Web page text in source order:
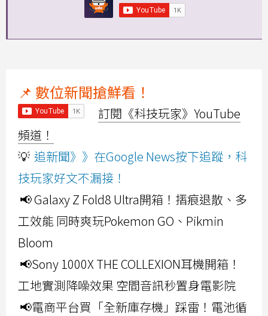
📌 數位新聞搶鮮看！
訂閱《科技玩家》YouTube
頻道！
💡 追新聞》》在Google News按下追蹤，科
技玩家好文不漏接！
📢 Galaxy Z Fold8 Ultra開箱！摺痕退散、多
工效能 同時爽玩Pokemon GO、Pikmin
Bloom
📢Sony 1000X THE COLLEXION耳機開箱！
工地實測降噪效果 空間音訊秒置身電影院
📢電商平台買「全新庫存機」踩雷！電池循